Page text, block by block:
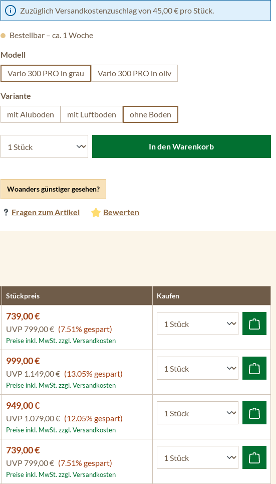
Zuzüglich Versandkostenzuschlag von 45,00 € pro Stück.
Woanders günstiger gesehen?
Fragen zum Artikel Bewerten
Bestellbar – ca. 1 Woche
Modellauswählen
Vario 300 PRO in grau
Vario 300 PRO in oliv
Variante
mit Aluboden
mit Luftboden ohne Boden
In den Warenkorb
Stückpreis Kaufen
739,00 €
UVP 799,00 € (7.51% gespart)
Preise inkl. MwSt. zzgl. Versandkosten
999,00 €
UVP 1.149,00 € (13.05% gespart)
Preise inkl. MwSt. zzgl. Versandkosten
949,00 €
UVP 1.079,00 € (12.05% gespart)
Preise inkl. MwSt. zzgl. Versandkosten
739,00 €
UVP 799,00 € (7.51% gespart)
Preise inkl. MwSt. zzgl. Versandkosten